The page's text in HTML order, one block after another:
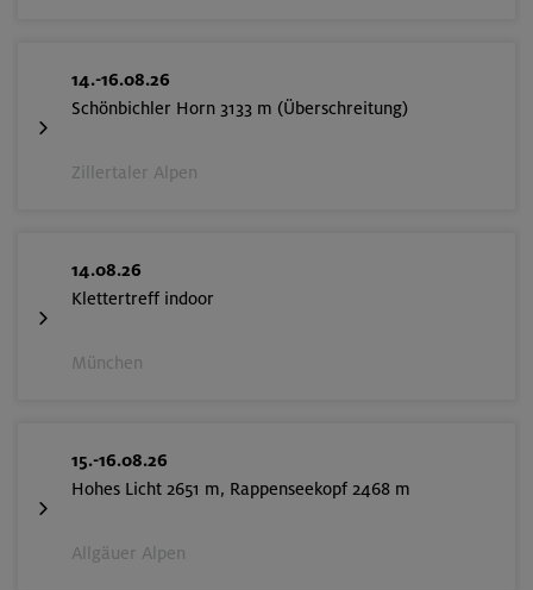
14.-16.08.26
Schönbichler Horn 3133 m (Überschreitung)
Zillertaler Alpen
14.08.26
Klettertreff indoor
München
15.-16.08.26
Hohes Licht 2651 m, Rappenseekopf 2468 m
Allgäuer Alpen